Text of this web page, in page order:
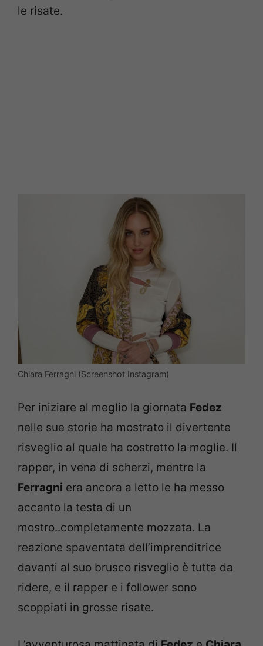
le risate.
Chiara Ferragni (Screenshot Instagram)
Per iniziare al meglio la giornata Fedez
nelle sue storie ha mostrato il divertente
risveglio al quale ha costretto la moglie. Il
rapper, in vena di scherzi, mentre la
Ferragni era ancora a letto le ha messo
accanto la testa di un
mostro..completamente mozzata. La
reazione spaventata dell’imprenditrice
davanti al suo brusco risveglio è tutta da
ridere, e il rapper e i follower sono
scoppiati in grosse risate.